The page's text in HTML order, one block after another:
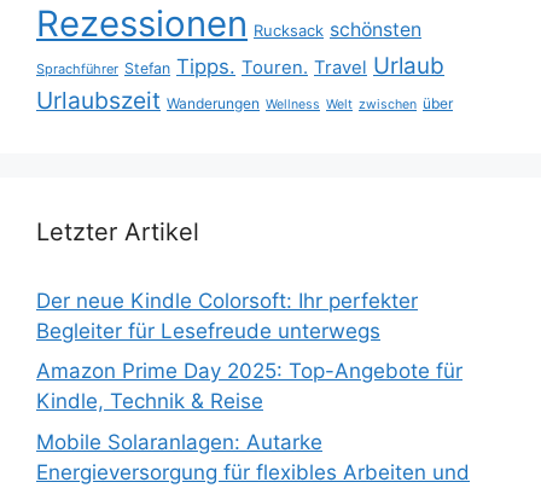
Rezessionen Rucksack schönsten
Sprachführer Stefan Tipps. Touren. Travel Urlaub
Urlaubszeit Wanderungen Wellness Welt zwischen über
Letzter Artikel
Der neue Kindle Colorsoft: Ihr perfekter
Begleiter für Lesefreude unterwegs
Amazon Prime Day 2025: Top-Angebote für
Kindle, Technik & Reise
Mobile Solaranlagen: Autarke
Energieversorgung für flexibles Arbeiten und